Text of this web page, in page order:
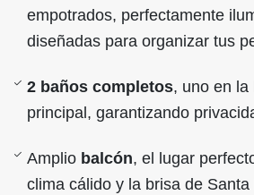
empotrados, perfectamente
diseñadas para organizar tus
2 baños completos, uno en la
principal, garantizando
Amplio balcón, el lugar
clima cálido y la brisa de Santa